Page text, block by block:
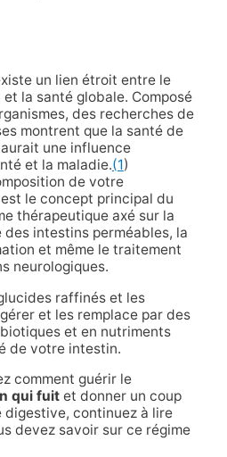
un lien étroit entre le
la santé globale. Composé
des recherches de
montrent que la santé de
une influence
et la maladie.(1)
de votre
le concept principal du
thérapeutique axé sur la
intestins perméables, la
et même le traitement
neurologiques.
raffinés et les
et les remplace par des
et en nutriments
de votre intestin.
comment guérir le
qui fuitet donner un coup
continuez à lire
devez savoir sur ce régime